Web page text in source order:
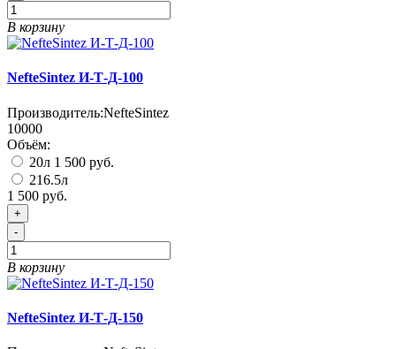
В корзину
NefteSintez И-Т-Д-100
Производитель:NefteSintez
10000
Объём:
20л 1 500 руб.
216.5л
1 500 руб.
+
-
В корзину
NefteSintez И-Т-Д-150